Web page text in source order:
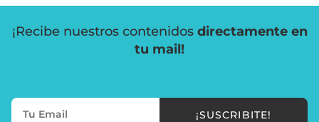
¡Recibe nuestros contenidos directamente en
tu mail!
¡SUSCRIBITE!